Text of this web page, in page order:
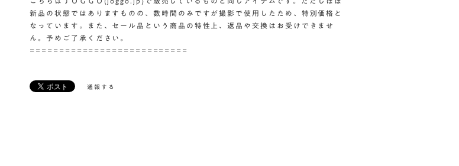
新品の状態ではありますものの、数時間のみですが撮影で使用したため、特別価格と
なっています。また、セール品という商品の特性上、返品や交換はお受けできませ
ん。予めご了承ください。
===========================
通報する